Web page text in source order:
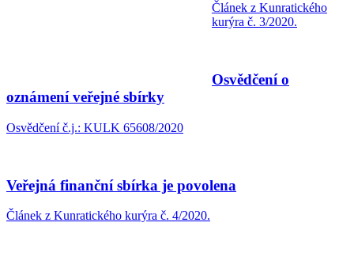
Článek z Kunratického
kurýra č. 3/2020.
Osvědčení o
oznámení veřejné sbírky
Osvědčení č.j.: KULK 65608/2020
Veřejná finanční sbírka je povolena
Článek z Kunratického kurýra č. 4/2020.